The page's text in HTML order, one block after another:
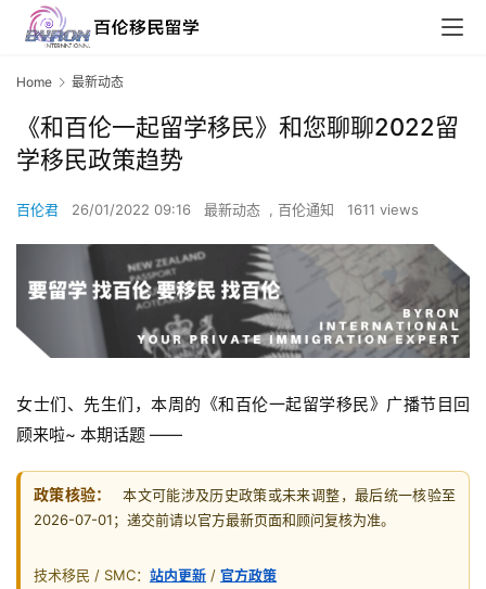
Home 最新动态
《和百伦一起留学移民》和您聊聊2022留
学移民政策趋势
百伦君 26/01/2022 09:16 最新动态 , 百伦通知 1611 views
女士们、先生们，本周的《和百伦一起留学移民》广播节目回
顾来啦~ 本期话题 ——
政策核验：
本文可能涉及历史政策或未来调整，最后统一核验至
2026-07-01；递交前请以官方最新页面和顾问复核为准。
技术移民 / SMC： 站内更新 / 官方政策